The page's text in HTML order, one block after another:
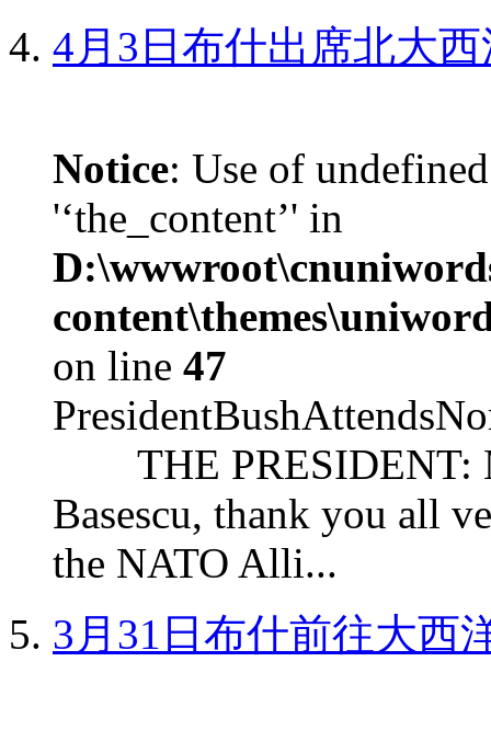
4月3日布什出席北大
Notice: Use of
'‘the_content’' in
on line 47
THE PRESIDENT:
Basescu, thank you all
the NATO Alli...
3月31日布什前往大西